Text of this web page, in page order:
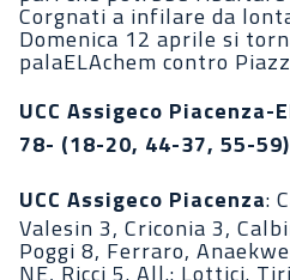
Corgnati a infilare da
Domenica 12 aprile si
palaELAchem contro
UCC Assigeco Piacenza-
78- (18-20, 44-37, 55-59)
UCC Assigeco Piacenza:
Valesin 3, Criconia 3,
Poggi 8, Ferraro,
NE, Ricci 5. All.: Lottici.